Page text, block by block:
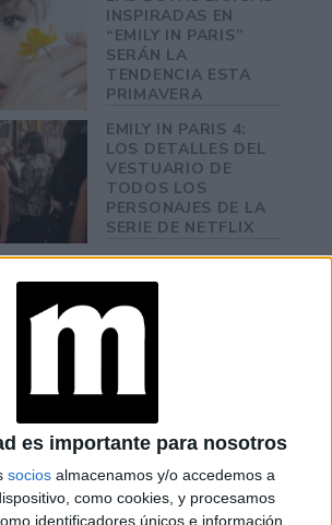
es importante para nosotros
socios almacenamos y/o accedemos a
como cookies, y procesamos
identificadores únicos e información
INSPIRADAS EN
“EMILY IN PARIS”
SERÁN LA
TENDENCIA ESTA
PRIMAVERA
EMILY IN PARIS 4:
LOS DETALLES DEL
VESTUARIO DE
TODOS LOS
PERSONAJES DE LA
SERIE DE NETFLIX